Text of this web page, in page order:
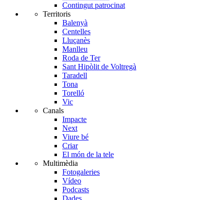
Contingut patrocinat
Territoris
Balenyà
Centelles
Lluçanès
Manlleu
Roda de Ter
Sant Hipòlit de Voltregà
Taradell
Tona
Torelló
Vic
Canals
Impacte
Next
Viure bé
Criar
El món de la tele
Multimèdia
Fotogaleries
Vídeo
Podcasts
Dades